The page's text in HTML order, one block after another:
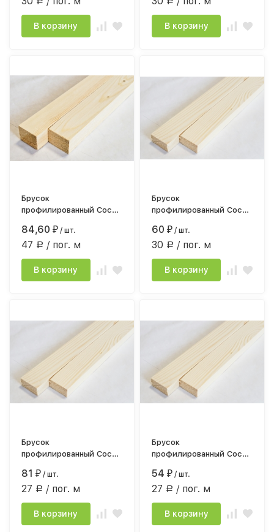
В корзину В корзину
Брусок
профилированный Сосна
камерной сушки
84,60₽ / шт.
47 Р / пог. м
В корзину
Брусок
профилированный Сосна
строг.камерной сушки
60₽ / шт.
30 Р / пог. м
В корзину
Брусок
профилированный Сосна
строг.камерной сушки
81₽ / шт.
27 Р / пог. м
В корзину
Брусок
профилированный Сосна
строг.камерной сушки
54₽ / шт.
27 Р / пог. м
В корзину